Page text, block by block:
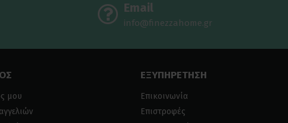
Email
info@finezzahome.gr
μου
ΕΞΥΠΗΡΕΤΗΣΗ
Επικοινωνία
Επιστροφές